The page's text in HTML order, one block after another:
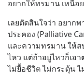
อยากให้ทรมาน เหนื่อ
เลยตัดสินใจว่า อยาก
ประคอง (Palliative
และความทรมาน ให้ส
ไหว แต่ถ้าอยู่ไหวก็เอ
ไม่ยื้อชีวิต ไม่กระตุ้น ไ